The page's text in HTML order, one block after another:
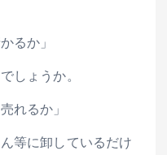
るか」
しょうか。
れるか」
等に卸しているだけ